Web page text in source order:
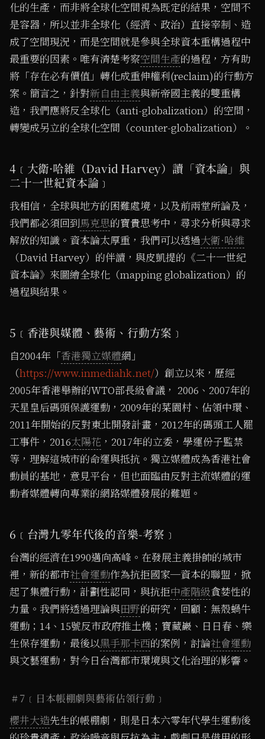
化的生產，而非將全球化空間視為既定的結果，空間不
是容器，所以並非全球化（經濟、政治）直接宰制、造
成了空間現況，而是空間就是參與全球資本重構過程中
最重要的因素。唯有清楚考察空間生產的過程，方有助
將「存在必有價值」轉化成重伸權利(reclaim)的行動方
案。簡言之，針對新自由主義與新帝國主義的雙重構
造，我們應將反全球化（anti-globalization）的空間，
轉變成另立的全球化空間（counter-globalization）。
4﹝大衛·哈維（David Harvey）讀「資本論」與
二十一世紀資本論﹞
我相信，全球與地方的困難處境，以及前兩堂所論及，
我們都必須回到馬克思的寶貴思考中，尋求分析與尋求
解放的知識。資本論太厚重，我們可以透過大衛·哈維
（David Harvey）的伴讀，與皮凱提的《二十一世紀
資本論》來圖繪全球化（mapping globalization）的
過程與結果。
5﹝香港與媒體、藝術、行動方案﹞
自2004年「香港獨立媒體網」
（https://www.inmediahk.net/）創立以來，歷經
2005年香港舉辦的WTO部長級會議， 2006、2007年的
天星皇后碼頭保護運動，2009年的菜園村、佔領中環、
2011年開始的反對東北開發計畫，2012年的碼頭工人罷
工事件，2016太陽花 ，2017年的立委，學運份子監禁
等，理解這城市的命運與抵抗。獨立媒體成為香港社會
動員的基地，意見平台，但也面臨由反對主流媒體的運
動者媒體轉向專業的網路媒體發展的難題。
6﹝台灣九零年代後的音樂-考察﹞
台灣的經濟在1990邁向高峰。在發展主義掛帥的城市
裡，新的都市社會運動作為抗拒國家─資本的聯盟，掀
起了集體行動，計劃性認同，與抗拒中產階級貪婪性的
力量。我們將透過理論與田野的研究，回顧：無殼蝸牛
運動；14、15號反市政府推土機；寶藏巖、日日春、樂
生保存運動，最後以黑手那卡西的案例，討論社會運動
與文藝運動，對今日台灣都市環境與文化治理的影響。
# 7﹝日本帳棚劇與藝術佔領行動﹞
櫻井大造先生的帳棚劇，則是日本六零年代學生運動後